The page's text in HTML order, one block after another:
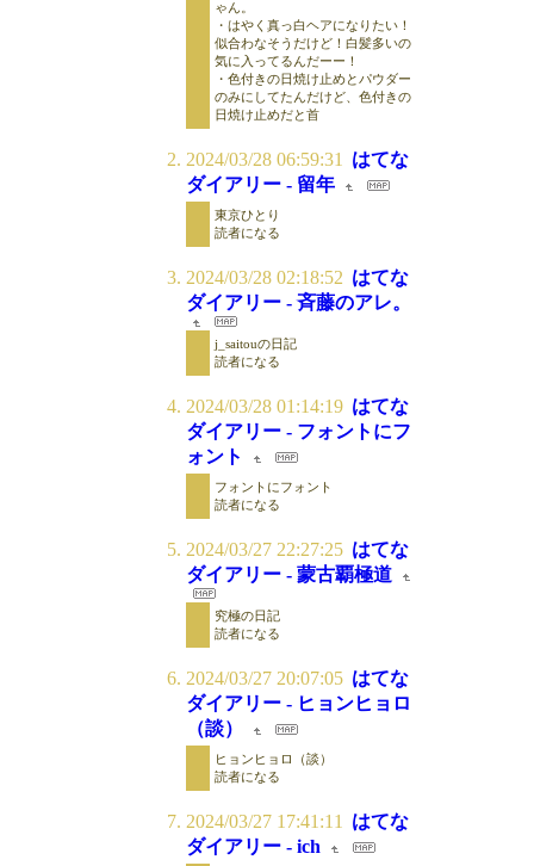
ゃん。
・はやく真っ白ヘアになりたい！
似合わなそうだけど！白髪多いの
気に入ってるんだーー！
・色付きの日焼け止めとパウダー
のみにしてたんだけど、色付きの
日焼け止めだと首
2024/03/28 06:59:31
はてな
ダイアリー - 留年
東京ひとり
読者になる
2024/03/28 02:18:52 はてな
ダイアリー - 斉藤のアレ。
j_saitouの日記
読者になる
2024/03/28 01:14:19 はてな
ダイアリー - フォントにフ
ォント
フォントにフォント
読者になる
2024/03/27 22:27:25 はてな
ダイアリー - 蒙古覇極道
究極の日記
読者になる
2024/03/27 20:07:05 はてな
ダイアリー - ヒョンヒョロ
（談）
ヒョンヒョロ（談）
読者になる
2024/03/27 17:41:11
はてな
ダイアリー - ich